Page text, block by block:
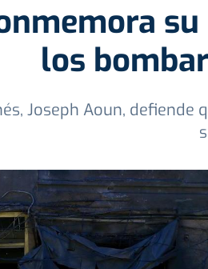
los
Joseph Aoun,